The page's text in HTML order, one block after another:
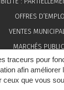
traceurs pour
afin améliorer
ceux que vous
OFFRES
VENTES
MARCHÉS
ESPACE PRESSE